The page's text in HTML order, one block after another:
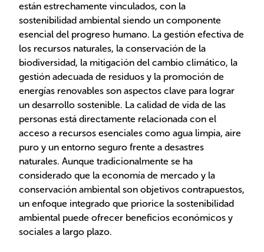
están estrechamente vinculados, con la
sostenibilidad ambiental siendo un componente
esencial del progreso humano. La gestión efectiva de
los recursos naturales, la conservación de la
biodiversidad, la mitigación del cambio climático, la
gestión adecuada de residuos y la promoción de
energías renovables son aspectos clave para lograr
un desarrollo sostenible. La calidad de vida de las
personas está directamente relacionada con el
acceso a recursos esenciales como agua limpia, aire
puro y un entorno seguro frente a desastres
naturales. Aunque tradicionalmente se ha
considerado que la economía de mercado y la
conservación ambiental son objetivos contrapuestos,
un enfoque integrado que priorice la sostenibilidad
ambiental puede ofrecer beneficios económicos y
sociales a largo plazo.